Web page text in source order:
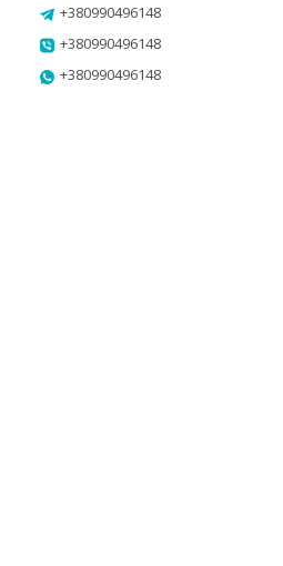
+380990496148
+380990496148
+380990496148